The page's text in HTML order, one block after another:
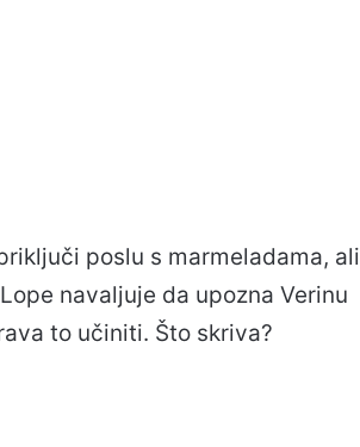
poslu s marmeladama, ali
navaljuje da upozna Verinu
to učiniti. Što skriva?